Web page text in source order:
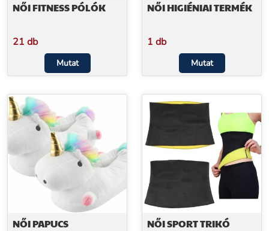
NŐI FITNESS PÓLÓK
21 db
Mutat
NŐI HIGIÉNIAI TERMÉK
1 db
Mutat
NŐI PAPUCS NŐI SPORT TRIKÓ